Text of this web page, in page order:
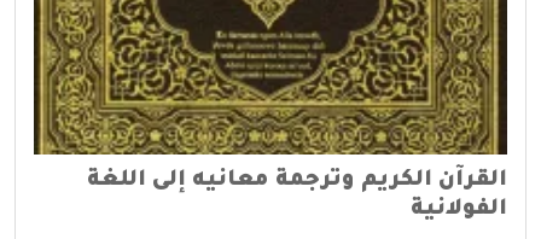
القرآن الكريم وترجمة معانيه إلى اللغة
الفولانية